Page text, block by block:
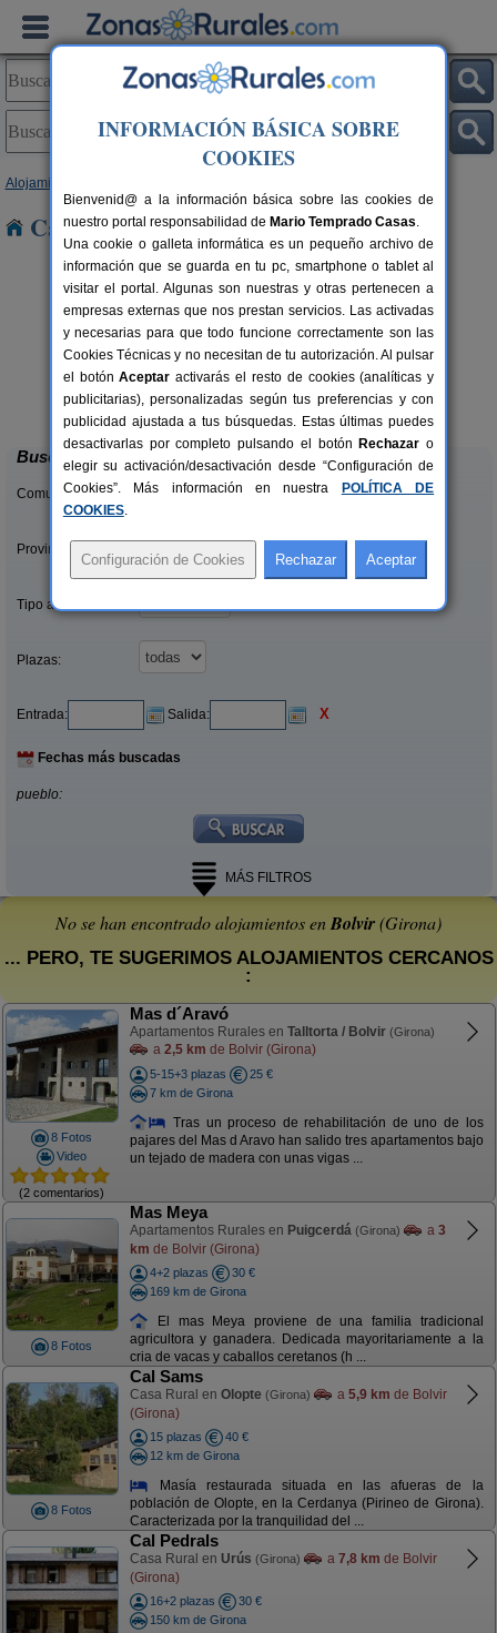
Alojamientos
Casas Rurales cerca de Bolvir
4-8 pers.
desde32 €
Mas Ca La Coixa - El Fogatge
Tortellà (Girona)
Buscar
Comunidades:
Provincias/Islas:
Tipo alquiler:
Plazas:
Entrada: Salida: X
Fechas más buscadas
pueblo:
MÁS FILTROS
No se han encontrado alojamientos enBolvir(Girona)
... PERO, TE SUGERIMOS ALOJAMIENTOS CERCANOS
:
8 Fotos
Video
(2 comentarios)
Mas d´Aravó
Apartamentos Rurales en Talltorta / Bolvir (Girona)
a 2,5 km de Bolvir (Girona)
5-15+3 plazas
25 €
7 km de Girona
Tras un proceso de rehabilitación de uno de los
pajares del Mas d Aravo han salido tres apartamentos bajo
un tejado de madera con unas vigas ...
8 Fotos
Mas Meya
Apartamentos Rurales en Puigcerdá (Girona) a 3
km de Bolvir (Girona)
4+2 plazas
30 €
169 km de Girona
El mas Meya proviene de una familia tradicional
agricultora y ganadera. Dedicada mayoritariamente a la
cria de vacas y caballos ceretanos (h ...
8 Fotos
Cal Sams
Casa Rural en Olopte (Girona) a 5,9 km de Bolvir
(Girona)
15 plazas
40 €
12 km de Girona
Masía restaurada situada en las afueras de la
población de Olopte, en la Cerdanya (Pirineo de Girona).
Caracterizada por la tranquilidad del ...
Cal Pedrals
Casa Rural en Urús (Girona) a 7,8 km de Bolvir
(Girona)
16+2 plazas
30 €
150 km de Girona
INFORMACIÓN BÁSICA SOBRE
COOKIES
Bienvenid@ a la información básica sobre las cookies de
nuestro portal responsabilidad de Mario Temprado Casas.
Una cookie o galleta informática es un pequeño archivo de
información que se guarda en tu pc, smartphone o tablet al
visitar el portal. Algunas son nuestras y otras pertenecen a
empresas externas que nos prestan servicios. Las activadas
y necesarias para que todo funcione correctamente son las
Cookies Técnicas y no necesitan de tu autorización. Al pulsar
el botónAceptar activarás el resto de cookies (analíticas y
publicitarias), personalizadas según tus preferencias y con
publicidad ajustada a tus búsquedas. Estas últimas puedes
desactivarlas por completo pulsando el botón Rechazar o
elegir su activación/desactivación desde “Configuración de
Cookies”. Más información en nuestra
POLÍTICA DE
COOKIES.